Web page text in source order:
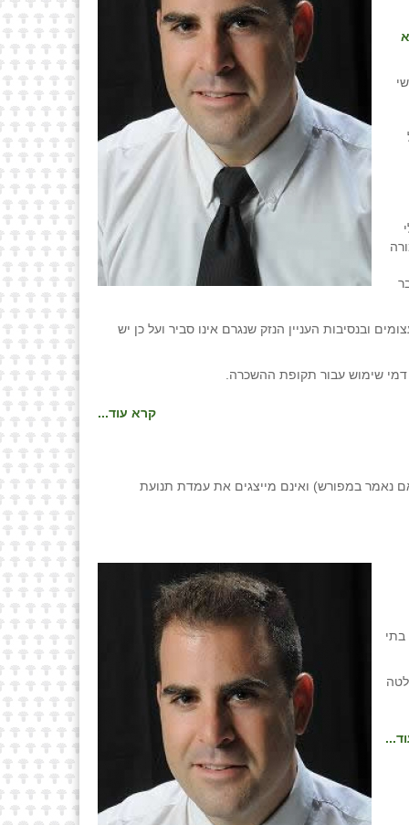
ובנסיבות העניין הנזק שנגרם אינו סביר ועל כן יש
שימוש עבור תקופת ההשכרה.
קרא עוד...
נאמר במפורש) ואינם מייצגים את עמדת תנועת